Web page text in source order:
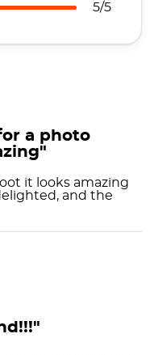
5/5
a photo
it looks amazing
and the